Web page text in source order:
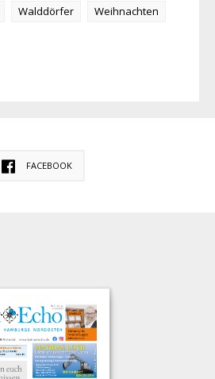
Walddörfer
Weihnachten
FACEBOOK